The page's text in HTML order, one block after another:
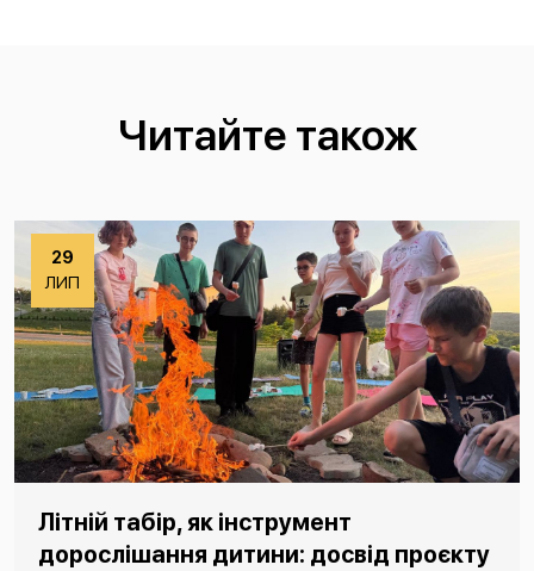
Читайте також
29
ЛИП
Літній табір, як інструмент
дорослішання дитини: досвід проєкту